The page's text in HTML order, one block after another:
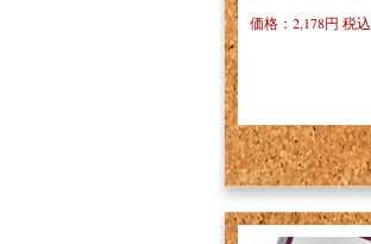
価格：2,178円 税込